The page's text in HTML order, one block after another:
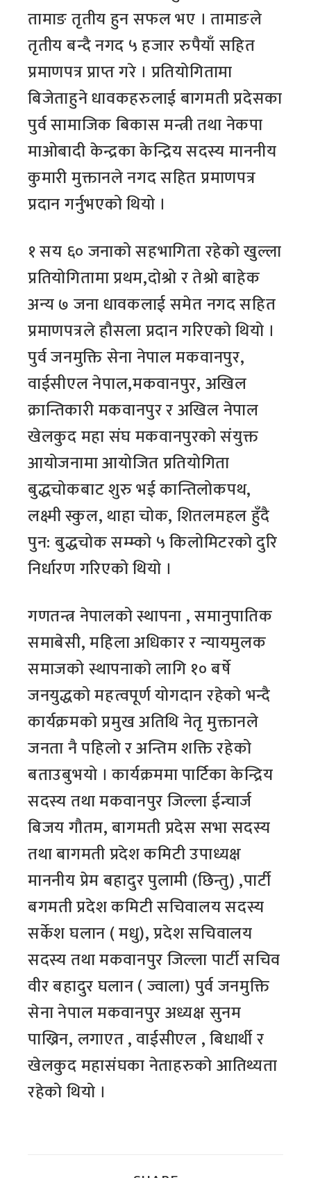
तामाङ तृतीय हुन सफल भए । तामाङले
तृतीय बन्दै नगद ५ हजार रुपैयाँ सहित
प्रमाणपत्र प्राप्त गरे । प्रतियोगितामा
बिजेताहुने धावकहरुलाई बागमती प्रदेसका
पुर्व सामाजिक बिकास मन्त्री तथा नेकपा
माओबादी केन्द्रका केन्द्रिय सदस्य माननीय
कुमारी मुक्तानले नगद सहित प्रमाणपत्र
प्रदान गर्नुभएको थियो ।
१ सय ६० जनाको सहभागिता रहेको खुल्ला
प्रतियोगितामा प्रथम,दोश्रो र तेश्रो बाहेक
अन्य ७ जना धावकलाई समेत नगद सहित
प्रमाणपत्रले हौसला प्रदान गरिएको थियो ।
पुर्व जनमुक्ति सेना नेपाल मकवानपुर,
वाईसीएल नेपाल,मकवानपुर, अखिल
क्रान्तिकारी मकवानपुर र अखिल नेपाल
खेलकुद महा संघ मकवानपुरको संयुक्त
आयोजनामा आयोजित प्रतियोगिता
बुद्धचोकबाट शुरु भई कान्तिलोकपथ,
लक्ष्मी स्कुल, थाहा चोक, शितलमहल हुँदै
पुन: बुद्धचोक सम्म्को ५ किलोमिटरको दुरि
निर्धारण गरिएको थियो ।
गणतन्त्र नेपालको स्थापना , समानुपातिक
समाबेसी, महिला अधिकार र न्यायमुलक
समाजको स्थापनाको लागि १० बर्षे
जनयुद्धको महत्वपूर्ण योगदान रहेको भन्दै
कार्यक्रमको प्रमुख अतिथि नेतृ मुक्तानले
जनता नै पहिलो र अन्तिम शक्ति रहेको
बताउबुभयो । कार्यक्रममा पार्टिका केन्द्रिय
सदस्य तथा मकवानपुर जिल्ला ईन्चार्ज
बिजय गौतम, बागमती प्रदेस सभा सदस्य
तथा बागमती प्रदेश कमिटी उपाध्यक्ष
माननीय प्रेम बहादुर पुलामी (छिन्तु) ,पार्टी
बगमती प्रदेश कमिटी सचिवालय सदस्य
सर्केश घलान ( मधु), प्रदेश सचिवालय
सदस्य तथा मकवानपुर जिल्ला पार्टी सचिव
वीर बहादुर घलान ( ज्वाला) पुर्व जनमुक्ति
सेना नेपाल मकवानपुर अध्यक्ष सुनम
पाख्रिन, लगाएत , वाईसीएल , बिधार्थी र
खेलकुद महासंघका नेताहरुको आतिथ्यता
रहेको थियो ।